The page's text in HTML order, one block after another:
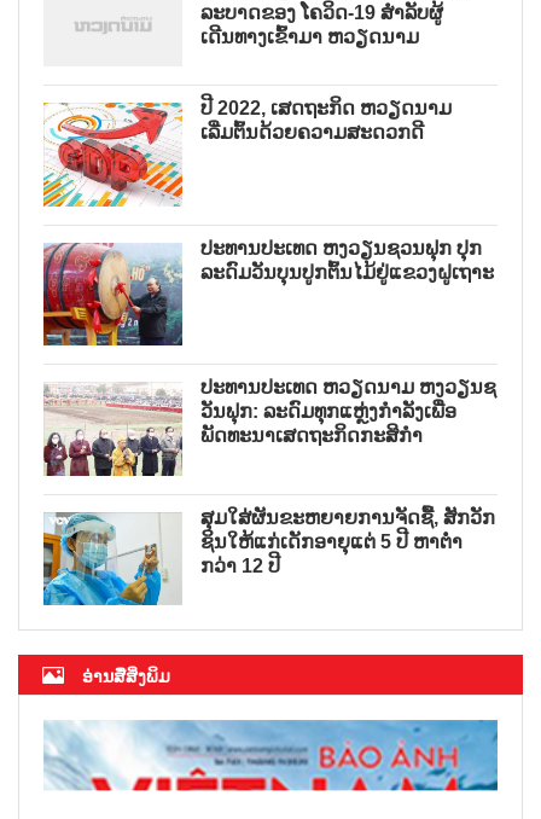
ລະບາດຂອງ ໂຄວິດ-19 ສຳລັບຜູ້
ເດີນທາງເຂົ້າມາ ຫວຽດນາມ
ປີ 2022, ເສດຖະກິດ ຫວຽດນາມ
ເລີ່ມຕົ້ນດ້ວຍຄວາມສະດວກດີ
ປະທານປະເທດ ຫງວຽນຊວນຟຸກ ປຸກ
ລະດົມວັນບຸນປູກຕົ້ນໄມ້ຢູ່ແຂວງຝູເຖາະ
ປະທານປະເທດ ຫວຽດນາມ ຫງວຽນຊ
ວັນຟຸກ: ລະດົມທຸກແຫຼ່ງກຳລັງເພື່ອ
ພັດທະນາເສດຖະກິດກະສິກຳ
ສຸມໃສ່ຜັນຂະຫຍາຍການຈັດຊື້, ສັກວັກ
ຊິນໃຫ້ແກ່ເດັກອາຍຸແຕ່ 5 ປີ ຫາຕ່ຳ
ກວ່າ 12 ປີ
ອ່ານສື່ສິ່ງພິມ